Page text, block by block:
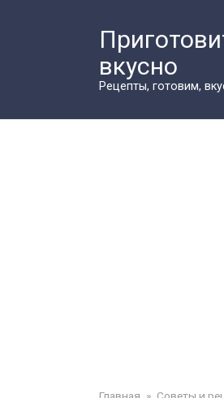
вкусно
Рецепты, готовим,